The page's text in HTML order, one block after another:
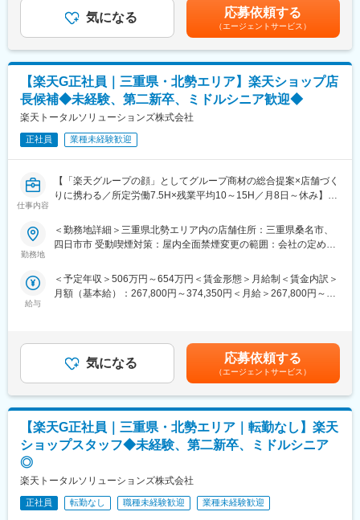
後発キャリアだからこそ柔軟で風通しがよく、改善提案や企画が
店舗運営に活かされやすい文化があります。
■キャリアパス：
スタッフ（R CREW）としてご活躍いただいたのち、約1年で店長
昇格を目指していただきます。その後はスーパーバイザー
（RSV）やマネージャーなど、より広い領域で活躍いただけるキ
ャリアがあります。
■組織構成：
■当社について：
で、事業運営に必要な企画、立ち上げ、コンサルティング、オペ
レーション管理、システム・インフラ整備までを一括して提供し
ています。
変更の範囲：会社の定める業務
・新規契約・機種変更の受付および提案
・料金プラン、楽天ポイント活用、楽天カード、各種サービスの
案内
・スマホの初期設定・データ移行サポート
・問い合わせ対応
◇店舗運営
・在庫管理、売り場づくり、POP作成
・KPI管理・数値振り返り
■教育体制：
れなど基礎から学べ、楽天グループ共通のeラーニングでビジネス
スキルの習得も可能。未経験でも安心してスタートできる環境で
■このポジションの魅力：
◇未経験でも成長しやすいシンプルなオペレーション
く、早期に独り立ちが可能です。
◇事業づくりに携われるやりがい
後発キャリアだからこそ柔軟で風通しがよく、改善提案や企画が
店舗運営に活かされやすい文化があります。
■キャリアパス：
スタッフ（R CREW）から店長を経てRSV（スーパーバイザー）
へステップアップが可能です。RSV経験後はマネジメントや本部
■組織構成：
気になる 応募依頼する
（エージェントサービス）
【楽天G正社員｜三重県・北勢エリア】楽天ショップ店
長候補◆未経験、第二新卒、ミドルシニア歓迎◆
楽天トータルソリューションズ株式会社
正社員 業種未経験歓迎
仕事内容
【「楽天グループの顔」としてグループ商材の総合提案×店舗づく
りに携わる／所定労働7.5H×残業平均10～15H／月8日～休み】
料金プラン・楽天カード・楽天市場・楽天ポイントなど、楽天経
済圏のサービスを総合的にご提案します。
ンです。
・料金プラン、楽天ポイント活用、楽天カード、各種サービス案
・スマホ初期設定・データ移行サポート
・問い合わせ対応
◇店舗運営
・シフト管理、教育、評価
・KPI管理・数値振り返り
・店舗会議・研修への参加
・キャンペーン企画などの集客施策
勤務地
＜勤務地詳細＞三重県北勢エリア内の店舗住所：三重県桑名市、
四日市市 受動喫煙対策：屋内全面禁煙変更の範囲：会社の定める
給与
＜予定年収＞506万円～654万円＜賃金形態＞月給制＜賃金内訳＞
月額（基本給）：267,800円～374,350円＜月給＞267,800円～
気になる 応募依頼する
（エージェントサービス）
【楽天G正社員｜三重県・北勢エリア｜転勤なし】楽天
ショップスタッフ◆未経験、第二新卒、ミドルシニア
◎
楽天トータルソリューションズ株式会社
正社員 転勤なし 職種未経験歓迎 業種未経験歓迎